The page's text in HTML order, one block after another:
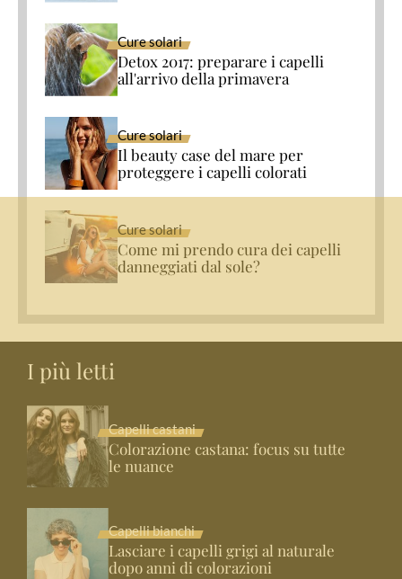
Cure solari
Detox 2017: preparare i capelli
all'arrivo della primavera
Cure solari
Il beauty case del mare per
proteggere i capelli colorati
Cure solari
Come mi prendo cura dei capelli
danneggiati dal sole?
I più letti
Capelli castani
Colorazione castana: focus su tutte
le nuance
Capelli bianchi
Lasciare i capelli grigi al naturale
dopo anni di colorazioni